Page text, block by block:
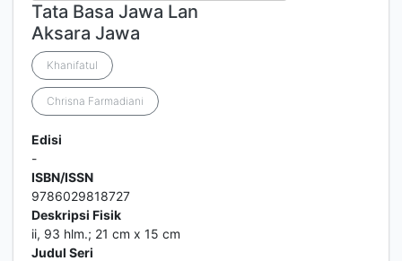
Tata Basa Jawa Lan
Aksara Jawa
Khanifatul
Chrisna Farmadiani
Edisi
-
ISBN/ISSN
9786029818727
Deskripsi Fisik
ii, 93 hlm.; 21 cm x 15 cm
Judul Seri